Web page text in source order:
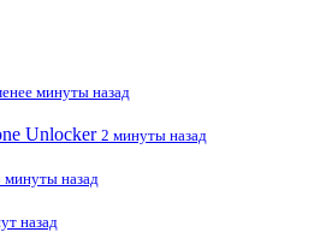
минуты назад
Unlocker 2 минуты назад
минуты назад
назад